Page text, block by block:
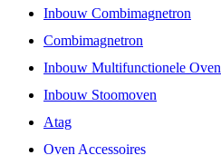
Inbouw Combimagnetron
Combimagnetron
Inbouw Multifunctionele Oven
Inbouw Stoomoven
Atag
Oven Accessoires